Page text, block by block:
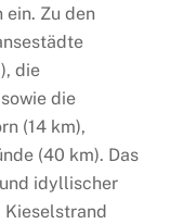
ein. Zu den
die
die
(14 km),
(40 km). Das
idyllischer